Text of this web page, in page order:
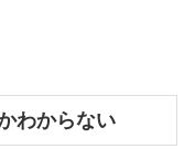
わからない